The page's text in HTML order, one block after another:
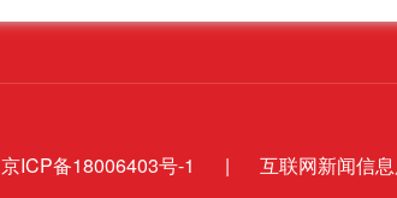
京ICP备18006403号-1 | 互联网新闻信